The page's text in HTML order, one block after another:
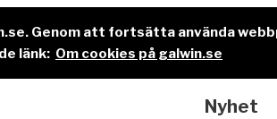
Genom att fortsätta använda
länk: Om cookies på galwin.se
Nyhet